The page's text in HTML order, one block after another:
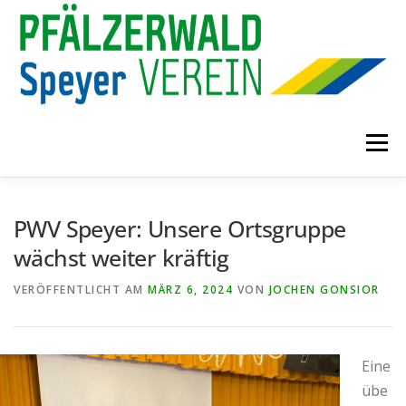
Zum
Inhalt
springen
Menü
ÜBER UNS
PWV Speyer: Unsere Ortsgruppe
wächst weiter kräftig
VERÖFFENTLICHT AM MÄRZ 6, 2024 VON JOCHEN GONSIOR
Eine
übe